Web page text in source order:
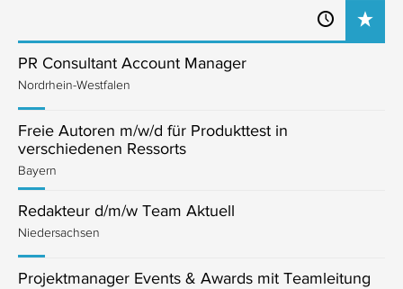
PR Consultant Account Manager
Nordrhein-Westfalen
Freie Autoren m/w/d für Produkttest in
verschiedenen Ressorts
Bayern
Redakteur d/m/w Team Aktuell
Niedersachsen
Projektmanager Events & Awards mit Teamleitung